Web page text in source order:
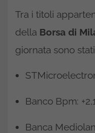
Tra i titoli
della Borsa di
giornata sono
Banco Bpm:
Banca